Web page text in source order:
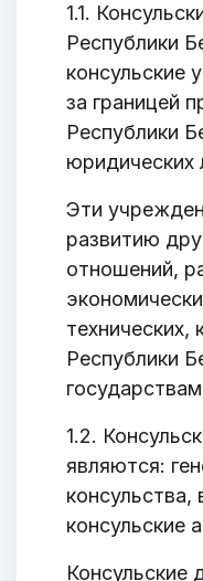
1.1.
Республики
консульские
за границей
Республики
юридических
Эти
развитию
отношений,
технических,
Республики
1.2.
являются:
консульства,
консульские
Консульские